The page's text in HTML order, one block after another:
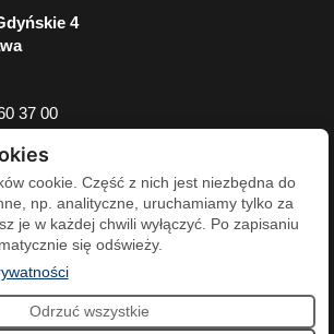
4
37 00
PKOl
cookie. Część z nich jest niezbędna do
np. analityczne, uruchamiamy tylko za
je w każdej chwili wyłączyć. Po zapisaniu
się odświeży.
(otwiera się w nowej karcie)
Odrzuć wszystkie